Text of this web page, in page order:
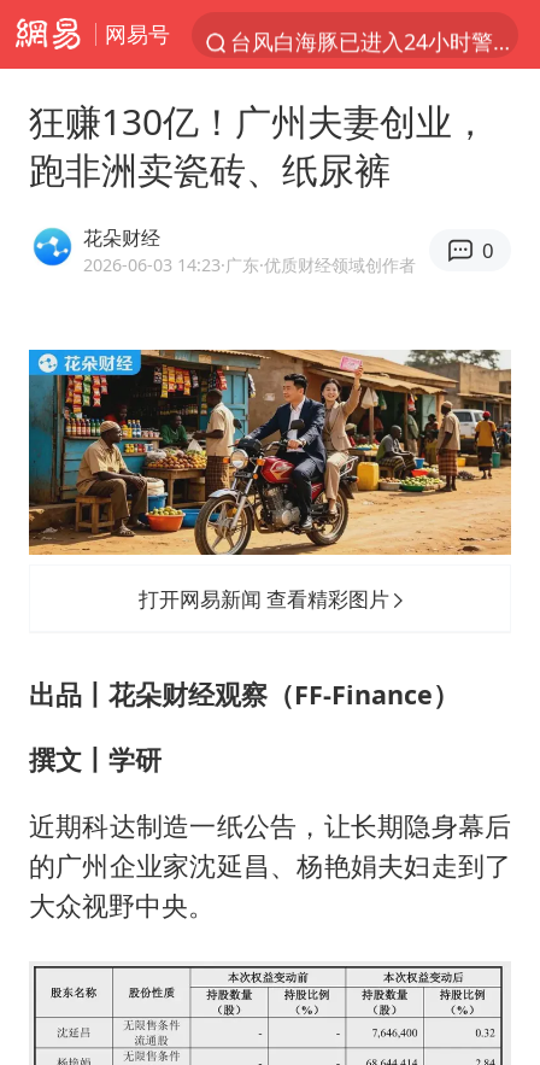
网易号
38岁演员求职万岁山NPC成功
国乒男单横滨冠军赛全军覆没
胡彦斌获《歌手2026》歌王
U17国足三连胜晋级明日之星半决赛
美股存储板块集体大跌
名创优品回应女子吐槽内裤质量差
胡彦斌韩磊 谁帮谁
狂赚130亿！广州夫妻创业，
跑非洲卖瓷砖、纸尿裤
花朵财经
2026-06-03 14:23·广东·优质财经领域创作者
0
打开网易新闻 查看精彩图片
出品丨花朵财经观察（FF-Finance）
撰文丨学研
近期科达制造一纸公告，让长期隐身幕后
的广州企业家沈延昌、杨艳娟夫妇走到了
大众视野中央。